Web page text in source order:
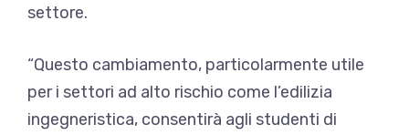
settore.
“Questo cambiamento, particolarmente utile
per i settori ad alto rischio come l’edilizia
ingegneristica, consentirà agli studenti di